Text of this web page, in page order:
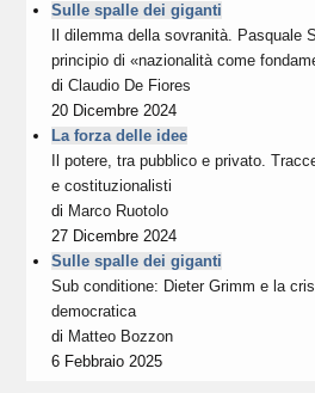
Sulle spalle dei giganti
Il dilemma della sovranità. Pasquale
principio di «nazionalità come
diClaudio De Fiores
20 Dicembre 2024
La forza delle idee
Il potere, tra pubblico e privato.
e costituzionalisti
di Marco Ruotolo
27 Dicembre 2024
Sulle spalle dei giganti
Sub conditione: Dieter Grimm e la
democratica
di Matteo Bozzon
6 Febbraio 2025